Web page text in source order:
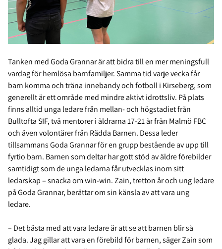
Tanken med Goda Grannar är att bidra till en mer meningsfull
vardag för hemlösa barnfamiljer. Samma tid varje vecka får
barn komma och träna innebandy och fotboll i Kirseberg, som
generellt är ett område med mindre aktivt idrottsliv. På plats
finns alltid unga ledare från mellan- och högstadiet från
Bulltofta SIF, två mentorer i åldrarna 17-21 år från Malmö FBC
och även volontärer från Rädda Barnen. Dessa leder
tillsammans Goda Grannar för en grupp bestående av upp till
fyrtio barn. Barnen som deltar har gott stöd av äldre förebilder
samtidigt som de unga ledarna får utvecklas inom sitt
ledarskap – snacka om win-win. Zain, tretton år och ung ledare
på Goda Grannar, berättar om sin känsla av att vara ung
ledare.
– Det bästa med att vara ledare är att se att barnen blir så
glada. Jag gillar att vara en förebild för barnen, säger Zain som